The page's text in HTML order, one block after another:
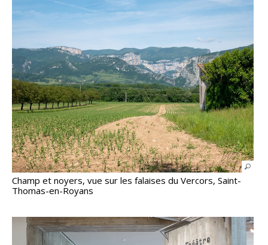
Champ et noyers, vue sur les falaises du Vercors, Saint-
Thomas-en-Royans